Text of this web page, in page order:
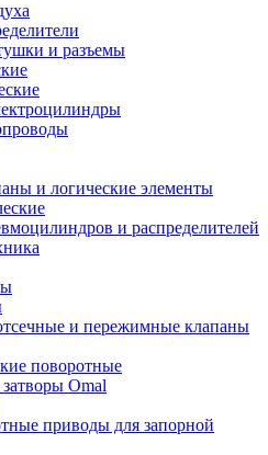
и разъемы
и логические элементы
и распределителей
и пережимные клапаны
поворотные
Omal
приводы для запорной